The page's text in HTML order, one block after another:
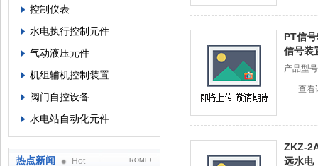
控制仪表
水电执行控制元件
气动液压元件
机组辅机控制装置
阀门自控设备
水电站自动化元件
热点新闻 Hot ROME+
PT信
信号装
产品型
查看
ZKZ-
远水电